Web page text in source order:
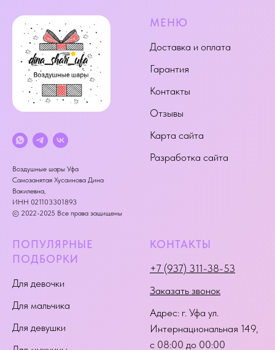
Воздушные шары Уфа
Самозанятая Хусаинова Дина
Вакилевна,
ИНН 021103301893
© 2022-2025 Все права защищены
МЕНЮ
Доставка и оплата
Гарантия
Контакты
Отзывы
Карта сайта
Разработка сайта
ПОПУЛЯРНЫЕ
ПОДБОРКИ
Для девочки
Для мальчика
Для девушки
КОНТАКТЫ
+7 (937) 311-38-53
Заказать звонок
Адрес: г. Уфа ул.
Интернациональная 149,
с 08:00 до 00:00